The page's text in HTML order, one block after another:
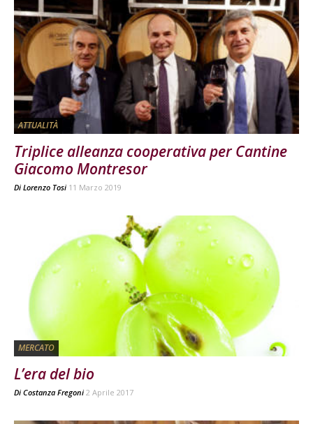
ATTUALITÀ
Triplice alleanza cooperativa per Cantine
Giacomo Montresor
Di Lorenzo Tosi 11 Marzo 2019
MERCATO
L’era del bio
Di Costanza Fregoni 2 Aprile 2017